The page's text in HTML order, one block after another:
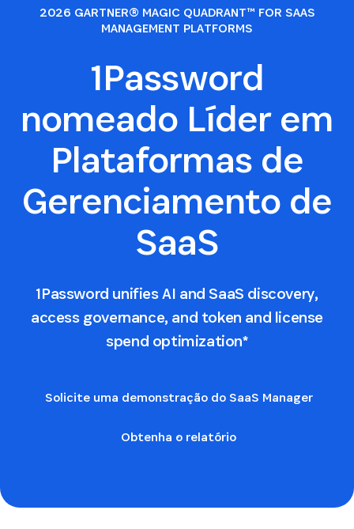
2026 GARTNER® MAGIC QUADRANT™ FOR SAAS
MANAGEMENT PLATFORMS
1Password
nomeado Líder em
Plataformas de
Gerenciamento de
SaaS
1Password unifies AI and SaaS discovery,
access governance, and token and license
spend optimization*
Solicite uma demonstração do SaaS Manager
Obtenha o relatório